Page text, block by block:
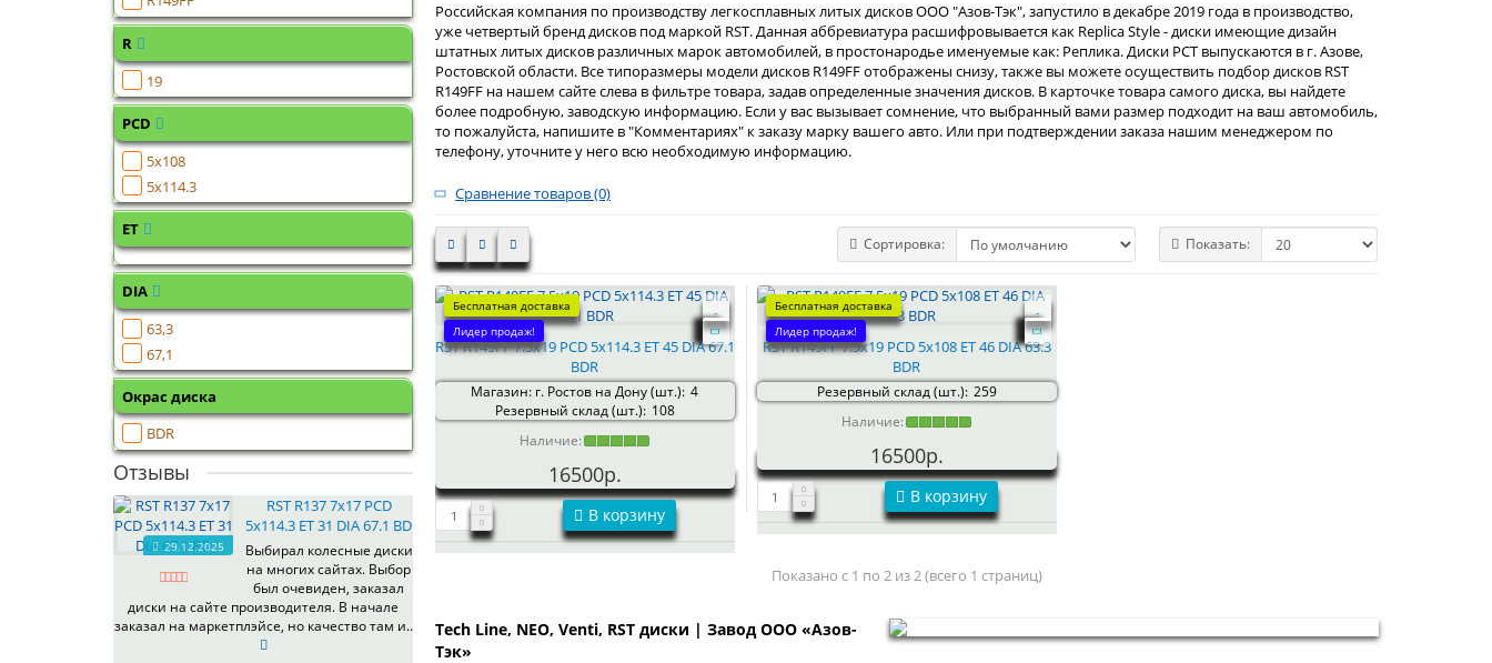
R
19
PCD
5x108
5x114.3
ET
DIA
63,3
67,1
Окрас диска
BDR
Отзывы
29.12.2025
RST R137 7x17 PCD
5x114.3 ET 31 DIA 67.1 BD
Выбирал колесные диски
на многих сайтах. Выбор
был очевиден, заказал
диски на сайте производителя. В начале
заказал на маркетплэйсе, но качество там и..
Российская компания по производству легкосплавных литых дисков ООО "Азов-Тэк", запустило в декабре 2019 года в производство,
уже четвертый бренд дисков под маркой RST. Данная аббревиатура расшифровывается как Replica Style - диски имеющие дизайн
штатных литых дисков различных марок автомобилей, в простонародье именуемые как: Реплика. Диски РСТ выпускаются в г. Азове,
Ростовской области. Все типоразмеры модели дисков R149FF отображены снизу, также вы можете осуществить подбор дисков RST
R149FF на нашем сайте слева в фильтре товара, задав определенные значения дисков. В карточке товара самого диска, вы найдете
более подробную, заводскую информацию. Если у вас вызывает сомнение, что выбранный вами размер подходит на ваш автомобиль,
то пожалуйста, напишите в "Комментариях" к заказу марку вашего авто. Или при подтверждении заказа нашим менеджером по
телефону, уточните у него всю необходимую информацию.
Сравнение товаров (0)
Сортировка: Показать:
Бесплатная доставка
Лидер продаж!
RST R149FF 7.5x19 PCD 5x114.3 ET 45 DIA 67.1
BDR
Магазин: г. Ростов на Дону (шт.): 4
Резервный склад (шт.): 108
Наличие:
16500р.
В корзину
Бесплатная доставка
Лидер продаж!
RST R149FF 7.5x19 PCD 5x108 ET 46 DIA 63.3
BDR
Резервный склад (шт.): 259
Наличие:
16500р.
В корзину
Показано с 1 по 2 из 2 (всего 1 страниц)
Tech Line, NEO, Venti, RST диски | Завод ООО «Азов-
Тэк»